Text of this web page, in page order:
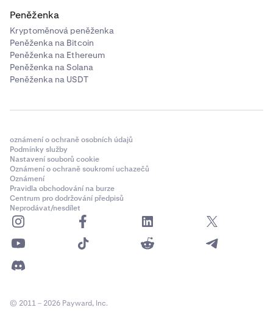
Peněženka
Kryptoměnová peněženka
Peněženka na Bitcoin
Peněženka na Ethereum
Peněženka na Solana
Peněženka na USDT
oznámení o ochraně osobních údajů
Podmínky služby
Nastavení souborů cookie
Oznámení o ochraně soukromí uchazečů
Oznámení
Pravidla obchodování na burze
Centrum pro dodržování předpisů
Neprodávat/nesdílet
© 2011 – 2026 Payward, Inc.